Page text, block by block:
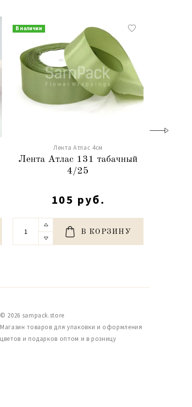
В наличии
Лента Атлас 4см
Лента Атлас 131 табачный
4/25
105 руб.
В КОРЗИНУ
© 2026 sampack.store
Магазин товаров для упаковки и оформления
цветов и подарков оптом и в розницу